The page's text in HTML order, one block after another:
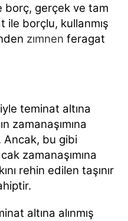
borç, gerçek ve tam
ile borçlu, kullanmış
zımnen feragat
teminat altına
zamanaşımına
Ancak, bu gibi
zamanaşımına
rehin edilen taşınır
altına alınmış